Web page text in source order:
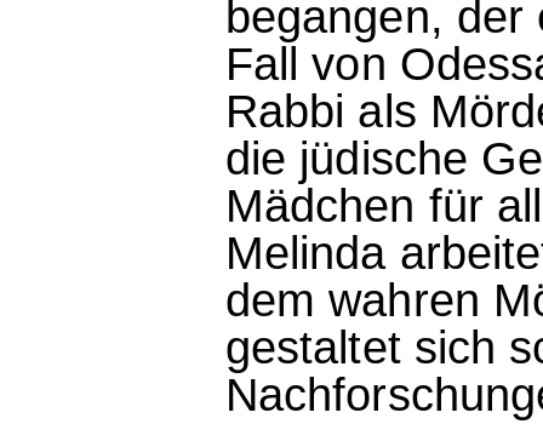
begangen, der
Fall von
Rabbi als
die jüdische
Mädchen für
Melinda
dem wahren
gestaltet sich